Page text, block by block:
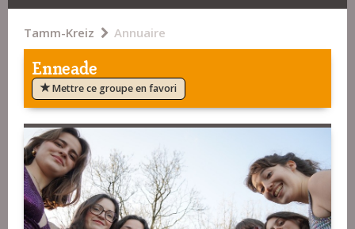
Tamm-Kreiz Annuaire
Enneade
Mettre ce groupe en favori